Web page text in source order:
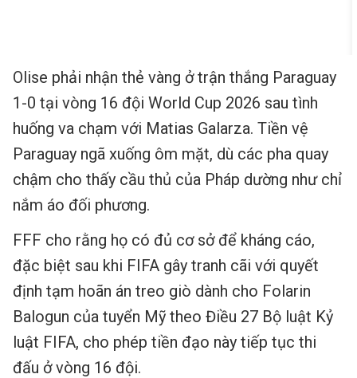
Olise phải nhận thẻ vàng ở trận thắng Paraguay
1-0 tại vòng 16 đội World Cup 2026 sau tình
huống va chạm với Matias Galarza. Tiền vệ
Paraguay ngã xuống ôm mặt, dù các pha quay
chậm cho thấy cầu thủ của Pháp dường như chỉ
nắm áo đối phương.
FFF cho rằng họ có đủ cơ sở để kháng cáo,
đặc biệt sau khi FIFA gây tranh cãi với quyết
định tạm hoãn án treo giò dành cho Folarin
Balogun của tuyển Mỹ theo Điều 27 Bộ luật Kỷ
luật FIFA, cho phép tiền đạo này tiếp tục thi
đấu ở vòng 16 đội.